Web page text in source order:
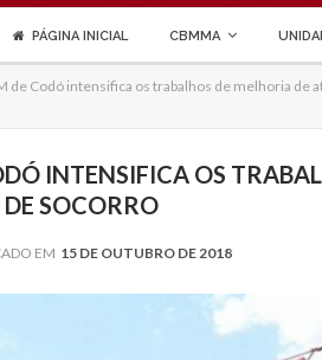
PÁGINA INICIAL CBMMA
de Codó intensifica os trabalhos de melhoria de
INTENSIFICA OS
SOCORRO
EM 15 DE OUTUBRO DE 2018